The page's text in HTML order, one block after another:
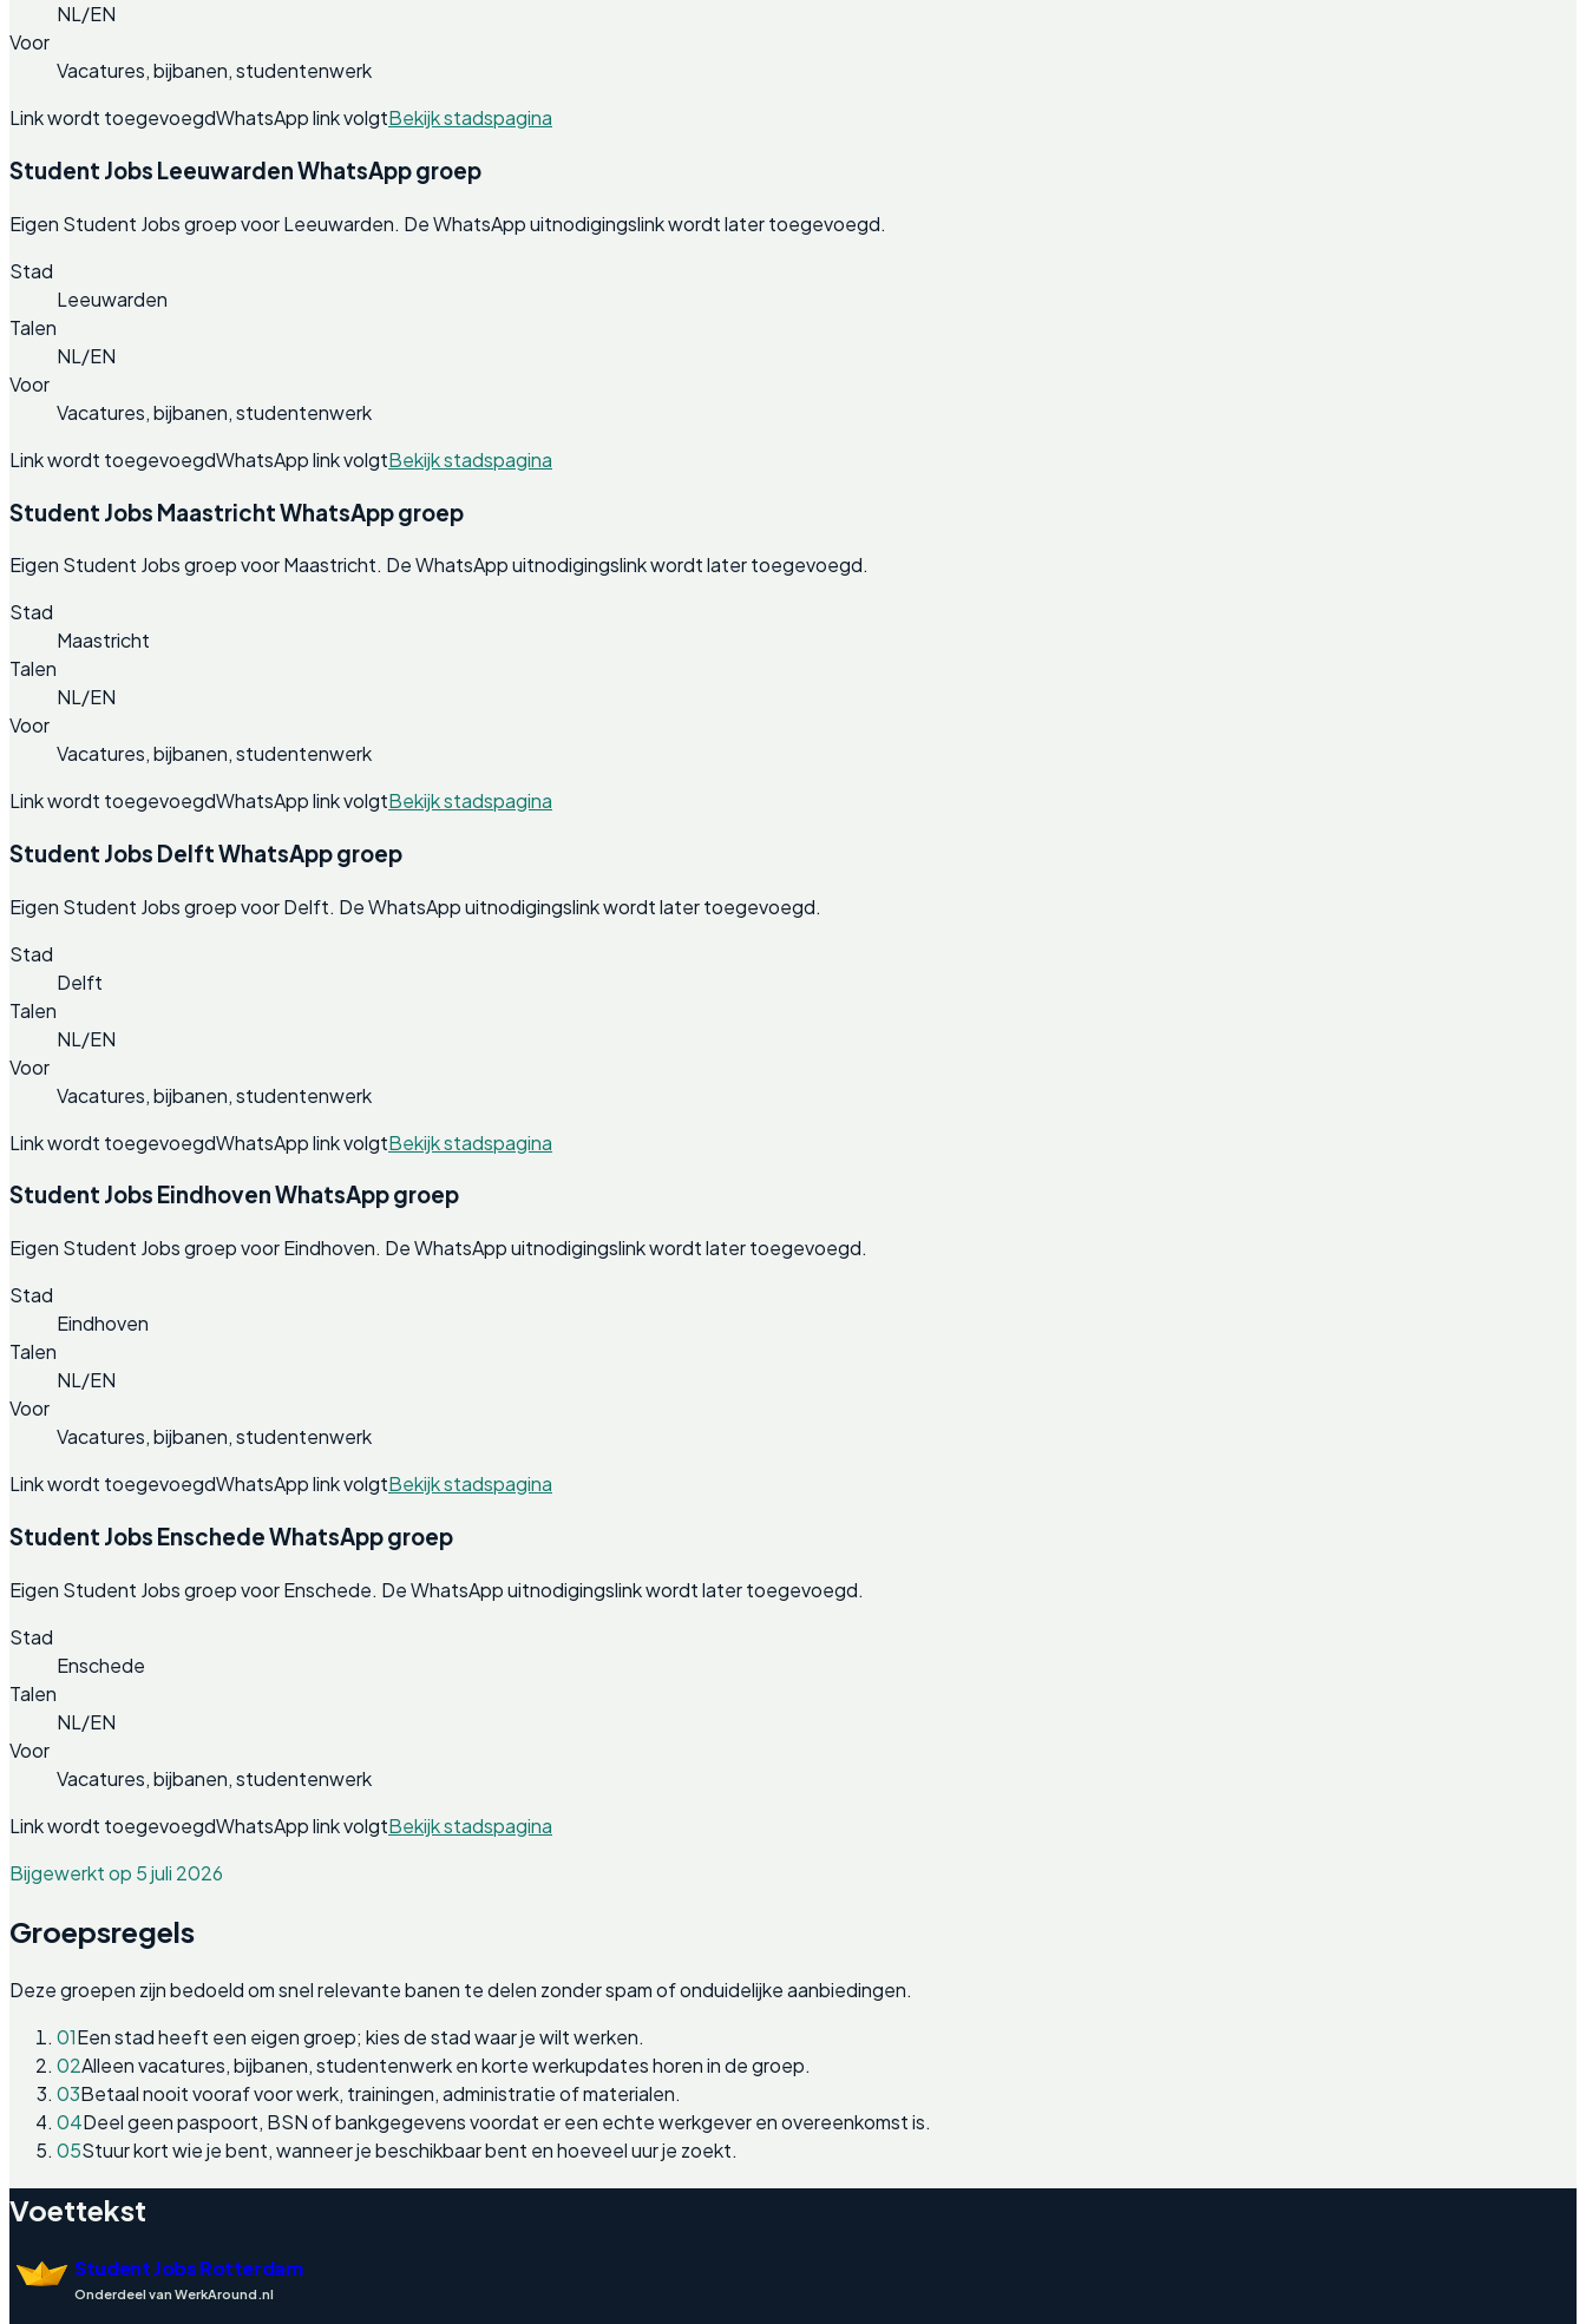
NL/EN
Voor
Vacatures, bijbanen, studentenwerk
Link wordt toegevoegdWhatsApp link volgtBekijk stadspagina
Student Jobs Leeuwarden WhatsApp groep
Eigen Student Jobs groep voor Leeuwarden. De WhatsApp uitnodigingslink wordt later toegevoegd.
Stad
Leeuwarden
Talen
NL/EN
Voor
Vacatures, bijbanen, studentenwerk
Link wordt toegevoegdWhatsApp link volgtBekijk stadspagina
Student Jobs Maastricht WhatsApp groep
Eigen Student Jobs groep voor Maastricht. De WhatsApp uitnodigingslink wordt later toegevoegd.
Stad
Maastricht
Talen
NL/EN
Voor
Vacatures, bijbanen, studentenwerk
Link wordt toegevoegdWhatsApp link volgtBekijk stadspagina
Student Jobs Delft WhatsApp groep
Eigen Student Jobs groep voor Delft. De WhatsApp uitnodigingslink wordt later toegevoegd.
Stad
Delft
Talen
NL/EN
Voor
Vacatures, bijbanen, studentenwerk
Link wordt toegevoegdWhatsApp link volgtBekijk stadspagina
Student Jobs Eindhoven WhatsApp groep
Eigen Student Jobs groep voor Eindhoven. De WhatsApp uitnodigingslink wordt later toegevoegd.
Stad
Eindhoven
Talen
NL/EN
Voor
Vacatures, bijbanen, studentenwerk
Link wordt toegevoegdWhatsApp link volgtBekijk stadspagina
Student Jobs Enschede WhatsApp groep
Eigen Student Jobs groep voor Enschede. De WhatsApp uitnodigingslink wordt later toegevoegd.
Stad
Enschede
Talen
NL/EN
Voor
Vacatures, bijbanen, studentenwerk
Link wordt toegevoegdWhatsApp link volgtBekijk stadspagina
Bijgewerkt op 5 juli 2026
Groepsregels
Deze groepen zijn bedoeld om snel relevante banen te delen zonder spam of onduidelijke aanbiedingen.
01Een stad heeft een eigen groep; kies de stad waar je wilt werken.
02Alleen vacatures, bijbanen, studentenwerk en korte werkupdates horen in de groep.
03Betaal nooit vooraf voor werk, trainingen, administratie of materialen.
04Deel geen paspoort, BSN of bankgegevens voordat er een echte werkgever en overeenkomst is.
05Stuur kort wie je bent, wanneer je beschikbaar bent en hoeveel uur je zoekt.
Voettekst
Student Jobs Rotterdam
Onderdeel van WerkAround.nl